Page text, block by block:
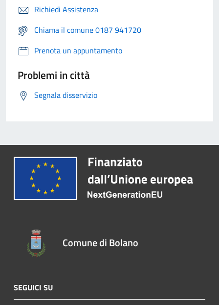
Richiedi Assistenza
Chiama il comune 0187 941720
Prenota un appuntamento
Problemi in città
Segnala disservizio
Comune di Bolano
SEGUICI SU